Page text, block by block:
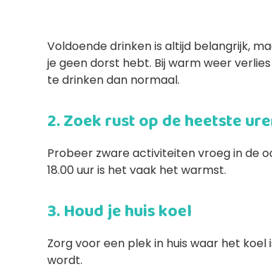
Voldoende drinken is altijd belangrijk,
je geen dorst hebt. Bij warm weer
te drinken dan normaal.
2. Zoek rust op de heetste
Probeer zware activiteiten vroeg in de
18.00 uur is het vaak het warmst.
3. Houd je huis koel
Zorg voor een plek in huis waar het
wordt.